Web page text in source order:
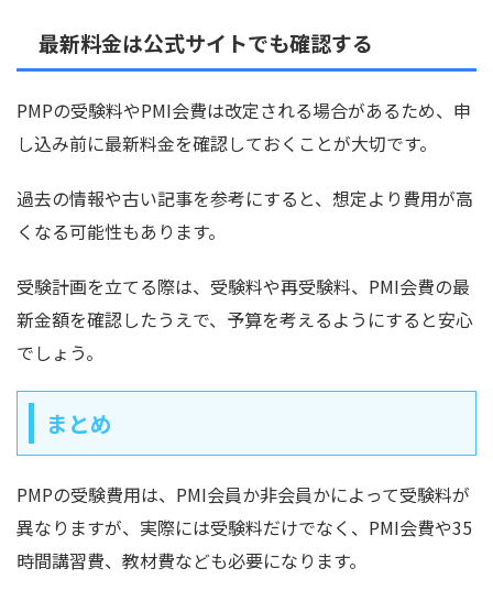
最新料金は公式サイトでも確認する
PMPの受験料やPMI会費は改定される場合があるため、申
し込み前に最新料金を確認しておくことが大切です。
過去の情報や古い記事を参考にすると、想定より費用が高
くなる可能性もあります。
受験計画を立てる際は、受験料や再受験料、PMI会費の最
新金額を確認したうえで、予算を考えるようにすると安心
でしょう。
まとめ
PMPの受験費用は、PMI会員か非会員かによって受験料が
異なりますが、実際には受験料だけでなく、PMI会費や35
時間講習費、教材費なども必要になります。